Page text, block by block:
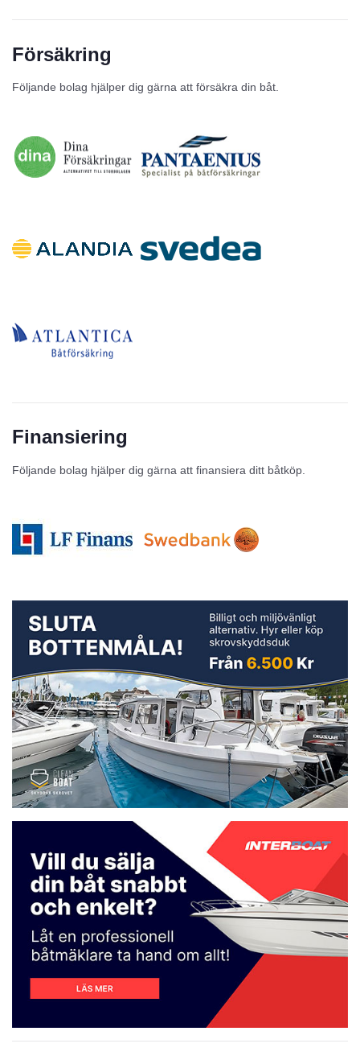
Försäkring
Följande bolag hjälper dig gärna att försäkra din båt.
Finansiering
Följande bolag hjälper dig gärna att finansiera ditt båtköp.